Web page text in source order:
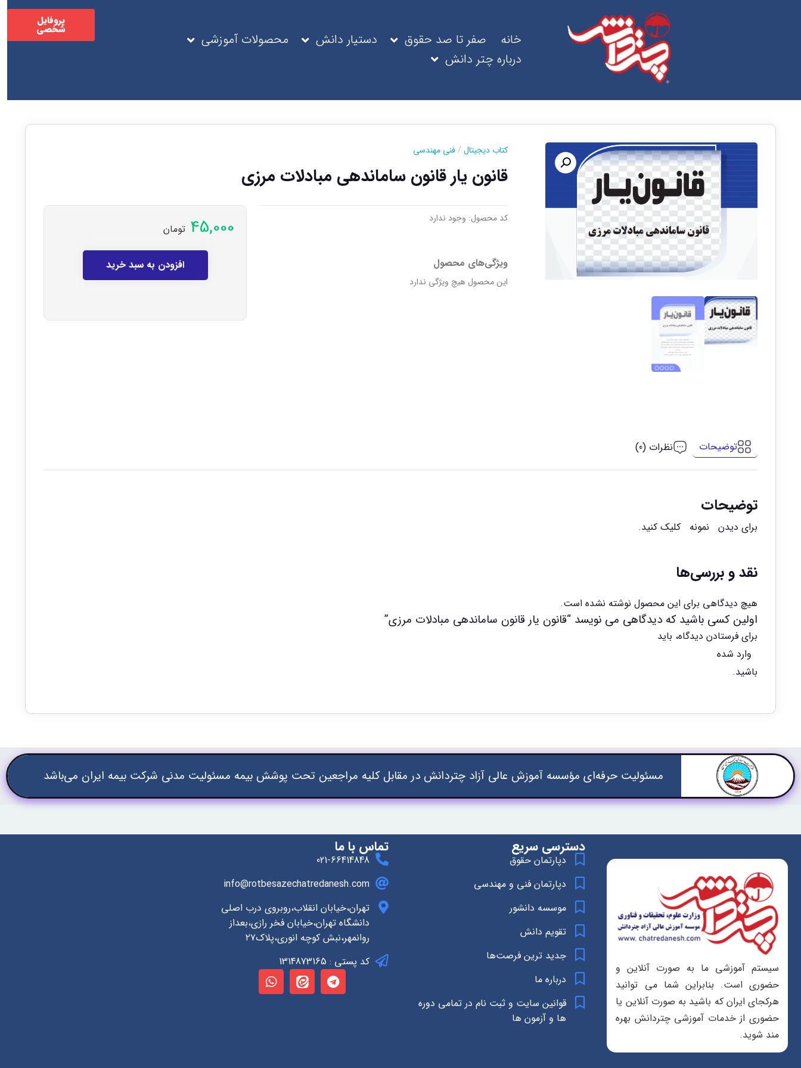
خانه صفر تا صد حقوق دستیار دانش
محصولات آموزشی
درباره چتر دانش
پروفایل
شخصی
کتاب دیجیتال /فنی مهندسی
قانون یار قانون ساماندهی مبادلات مرزی
کد محصول: وجود ندارد
ویژگی‌های محصول
این محصول هیچ ویژگی ندارد
45,000 تومان
افزودن به سبد خرید
توضیحات نظرات (0)
توضیحات
برای دیدن نمونه کلیک کنید.
نقد و بررسی‌ها
هیچ دیدگاهی برای این محصول نوشته نشده است.
اولین کسی باشید که دیدگاهی می نویسد “قانون یار قانون ساماندهی مبادلات مرزی”
برای فرستادن دیدگاه، باید
وارد شده
باشید.
مسئولیت حرفه‌ای مؤسسه آموزش عالی آزاد چتردانش در مقابل کلیه مراجعین تحت پوشش بیمه مسئولیت مدنی شرکت بیمه ایران می‌باشد
سیستم آموزشی ما به صورت آنلاین و
حضوری است. بنابراین شما می توانید
هرکجای ایران که باشید به صورت آنلاین یا
حضوری از خدمات آموزشی چتردانش بهره
مند شوید.
دسترسی سریع
دپارتمان حقوق
دپارتمان فنی و مهندسی
موسسه دانشور
تقویم دانش
جدید ترین فرصت‌ها
درباره ما
قوانین سایت و ثبت نام در تمامی دوره
ها و آزمون ها
تماس با ما
021-66414848
info@rotbesazechatredanesh.com
تهران،خیابان انقلاب،روبروی درب اصلی
دانشگاه تهران،خیابان فخر رازی،بعداز
روانمهر،نبش کوچه انوری،پلاک۲۷
کد پستی : 1314873165